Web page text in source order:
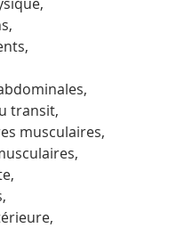
transit,
musculaires,